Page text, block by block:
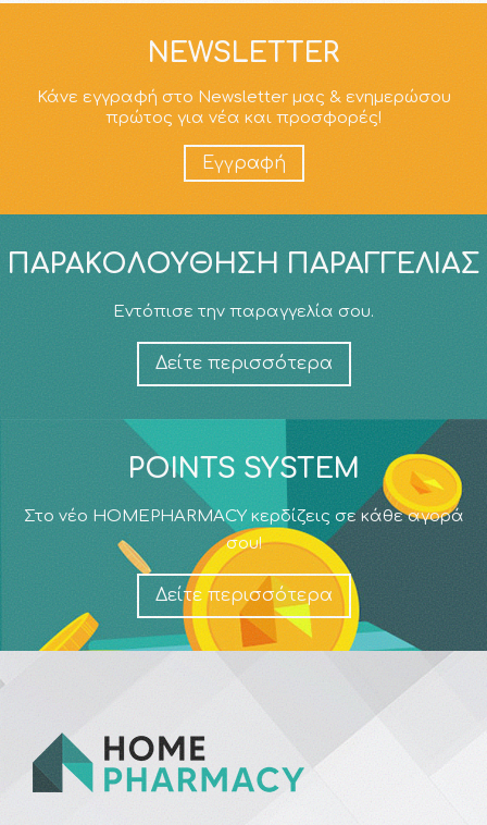
NEWSLETTER
Κάνε εγγραφή στο Newsletter μας & ενημερώσου
πρώτος για νέα και προσφορές!
Εγγραφή
ΠΑΡΑΚΟΛΟΎΘΗΣΗ ΠΑΡΑΓΓΕΛΊΑΣ
Εντόπισε την παραγγελία σου.
Δείτε περισσότερα
POINTS SYSTEM
Στο νέο HOMEPHARMACY κερδίζεις σε κάθε αγορά
σου!
Δείτε περισσότερα